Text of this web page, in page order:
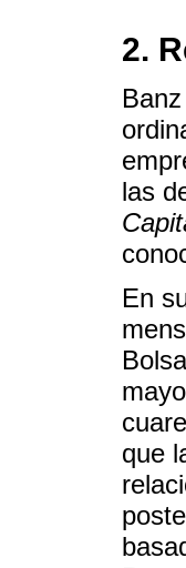
2.
las
En
que